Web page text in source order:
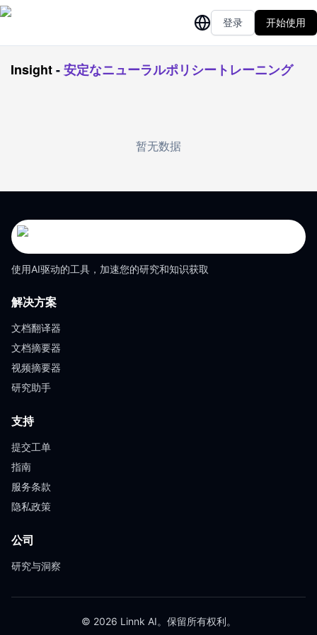
登录 开始使用
Insight-安定なニューラルポリシートレーニング
暂无数据
使用AI驱动的工具，加速您的研究和知识获取
解决方案
文档翻译器
文档摘要器
视频摘要器
研究助手
支持
提交工单
指南
服务条款
隐私政策
公司
研究与洞察
© 2026 Linnk AI。保留所有权利。